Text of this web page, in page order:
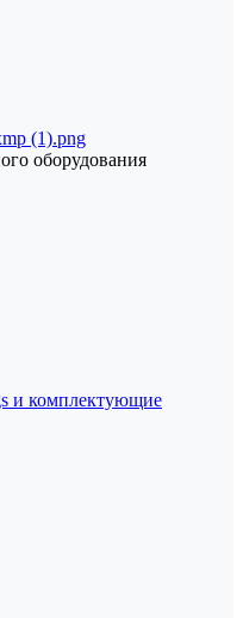
оборудования
и комплектующие